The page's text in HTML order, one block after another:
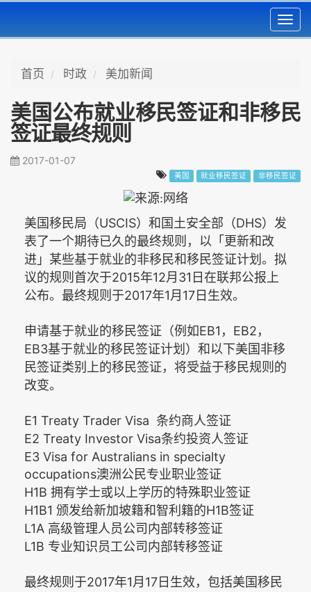
首页 时政 美加新闻
美国公布就业移民签证和非移民
签证最终规则
2017-01-07
美国 就业移民签证 非移民签证
美国移民局（USCIS）和国土安全部（DHS）发
表了一个期待已久的最终规则，以「更新和改
进」某些基于就业的非移民和移民签证计划。拟
议的规则首次于2015年12月 31 日在联邦公报上
公布。最终规则于2017年1月 17 日生效。
申请基于就业的移民签证（例如EB1 ， EB2 ，
EB3基于就业的移民签证计划）和以下美国非移
民签证类别上的移民签证，将受益于移民规则的
改变。
E1 Treaty Trader Visa 条约商人签证
E2 Treaty Investor Visa条约投资人签证
E3 Visa for Australians in specialty
occupations澳洲公民专业职业签证
H1B 拥有学士或以上学历的特殊职业签证
H1B1 颁发给新加坡籍和智利籍的H1B签证
L1A 高级管理人员公司内部转移签证
L1B 专业知识员工公司内部转移签证
最终规则于2017年1月 17 日生效，包括美国移民